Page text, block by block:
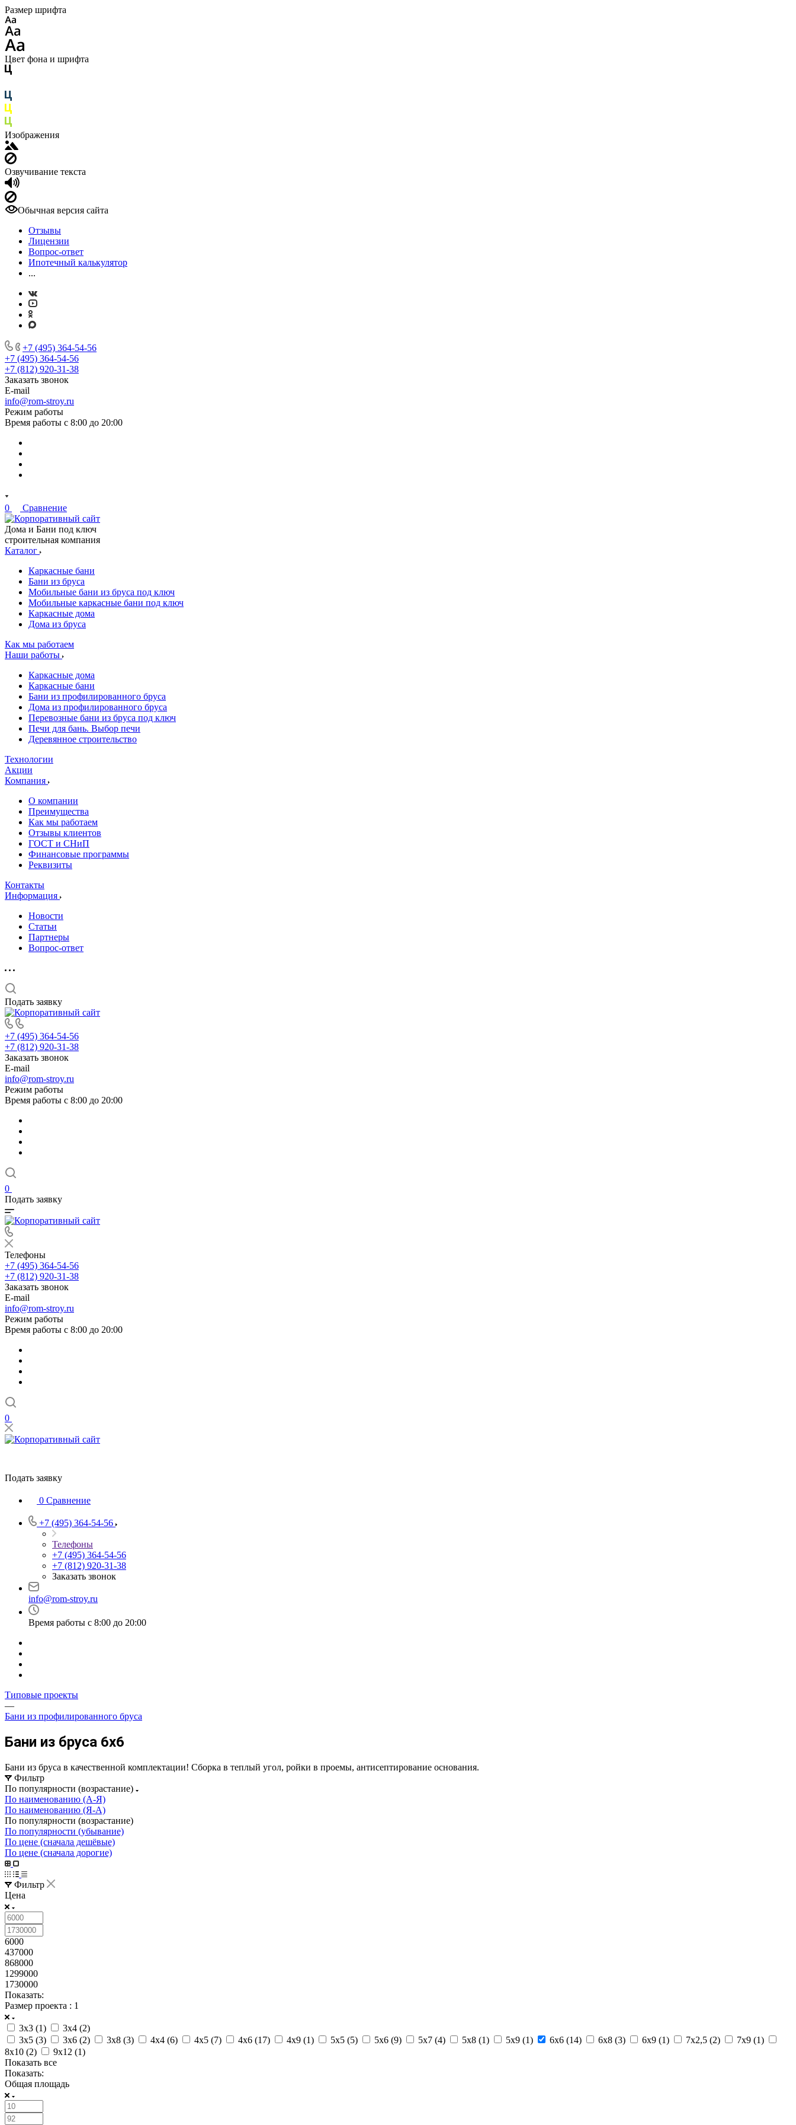
Размер шрифта
Цвет фона и шрифта
Изображения
Озвучивание текста
Обычная версия сайта
Отзывы
Лицензии
Вопрос-ответ
Ипотечный калькулятор
...
+7 (495) 364-54-56
+7 (495) 364-54-56
+7 (812) 920-31-38
Заказать звонок
E-mail
info@rom-stroy.ru
Режим работы
Время работы с 8:00 до 20:00
0 Сравнение
Дома и Бани под ключ
строительная компания
Каталог
Каркасные бани
Бани из бруса
Мобильные бани из бруса под ключ
Мобильные каркасные бани под ключ
Каркасные дома
Дома из бруса
Как мы работаем
Наши работы
Каркасные дома
Каркасные бани
Бани из профилированного бруса
Дома из профилированного бруса
Перевозные бани из бруса под ключ
Печи для бань. Выбор печи
Деревянное строительство
Технологии
Акции
Компания
О компании
Преимущества
Как мы работаем
Отзывы клиентов
ГОСТ и СНиП
Финансовые программы
Реквизиты
Контакты
Информация
Новости
Статьи
Партнеры
Вопрос-ответ
Подать заявку
+7 (495) 364-54-56
+7 (812) 920-31-38
Заказать звонок
E-mail
info@rom-stroy.ru
Режим работы
Время работы с 8:00 до 20:00
0
Подать заявку
Телефоны
+7 (495) 364-54-56
+7 (812) 920-31-38
Заказать звонок
E-mail
info@rom-stroy.ru
Режим работы
Время работы с 8:00 до 20:00
0
Подать заявку
0 Сравнение
+7 (495) 364-54-56
Телефоны
+7 (495) 364-54-56
+7 (812) 920-31-38
Заказать звонок
info@rom-stroy.ru
Время работы с 8:00 до 20:00
Типовые проекты
—
Бани из профилированного бруса
Бани из бруса 6x6
Бани из бруса в качественной комплектации! Сборка в теплый угол, ройки в проемы, антисептирование основания.
Фильтр
По популярности (возрастание)
По наименованию (А-Я)
По наименованию (Я-А)
По популярности (возрастание)
По популярности (убывание)
По цене (сначала дешёвые)
По цене (сначала дорогие)
Фильтр
Цена
6000
437000
868000
1299000
1730000
Показать:
Размер проекта : 1
3x3 (1) 3x4 (2)
3x5 (3) 3x6 (2) 3x8 (3) 4x4 (6) 4x5 (7) 4x6 (17) 4x9 (1) 5x5 (5) 5x6 (9) 5x7 (4) 5x8 (1) 5x9 (1) 6x6 (14) 6x8 (3) 6x9 (1) 7x2,5 (2) 7x9 (1)
8x10 (2) 9x12 (1)
Показать все
Показать:
Общая площадь